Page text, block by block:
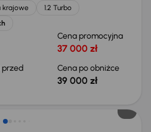
krajowe
1.2 Turbo
Cena promocyjna
37 000 zł
przed
Cena po obniżce
39 000 zł